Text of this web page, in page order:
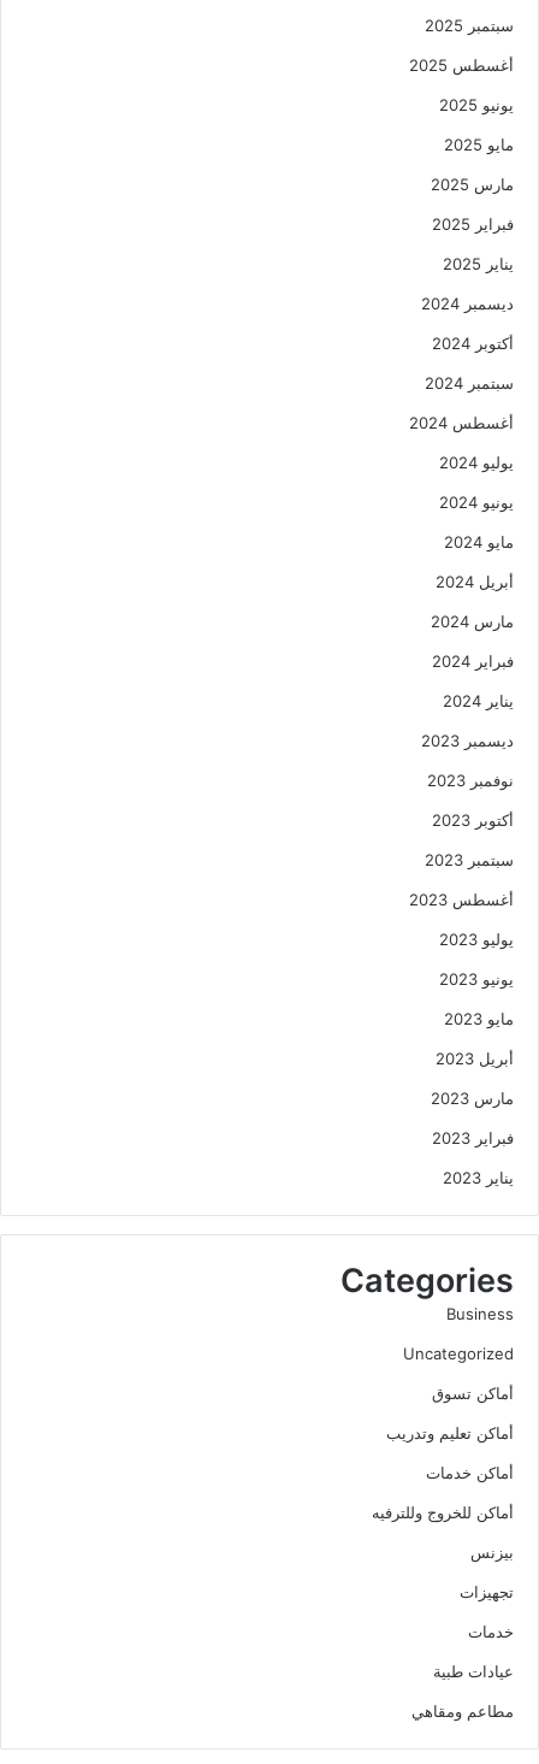
سبتمبر 2025
أغسطس 2025
يونيو 2025
مايو 2025
مارس 2025
فبراير 2025
يناير 2025
ديسمبر 2024
أكتوبر 2024
سبتمبر 2024
أغسطس 2024
يوليو 2024
يونيو 2024
مايو 2024
أبريل 2024
مارس 2024
فبراير 2024
يناير 2024
ديسمبر 2023
نوفمبر 2023
أكتوبر 2023
سبتمبر 2023
أغسطس 2023
يوليو 2023
يونيو 2023
مايو 2023
أبريل 2023
مارس 2023
فبراير 2023
يناير 2023
Categories
Business
Uncategorized
أماكن تسوق
أماكن تعليم وتدريب
أماكن خدمات
أماكن للخروج وللترفيه
بيزنس
تجهيزات
خدمات
عيادات طبية
مطاعم ومقاهي